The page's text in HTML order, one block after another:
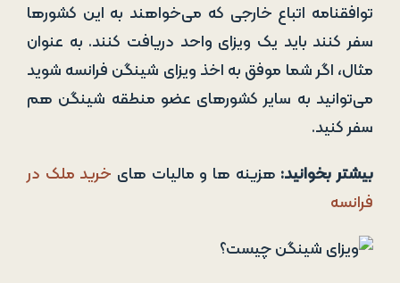
توافقنامه اتباع خارجی که می‌خواهند به این کشورها
سفر کنند باید یک ویزای واحد دریافت کنند. به عنوان
مثال، اگر شما موفق به اخذ ویزای شینگن فرانسه شوید
می‌توانید به سایر کشورهای عضو منطقه شینگن هم
سفر کنید.
بیشتر بخوانید: هزینه ها و مالیات های خرید ملک در
فرانسه